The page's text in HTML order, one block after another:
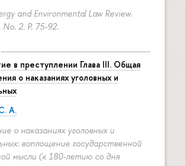
and Environmental Law Review.
No. 2. P. 75-92.
в преступлении Глава III. Общая
о наказаниях уголовных и
А.
о наказаниях уголовных и
воплощение государственной
мысли (к 180-летию со дня